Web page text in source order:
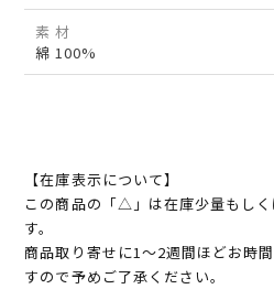
素 材
綿 100%
【在庫表示について】
この商品の「△」は在庫少量もし
す。
商品取り寄せに1～2週間ほどお時
すので予めご了承ください。